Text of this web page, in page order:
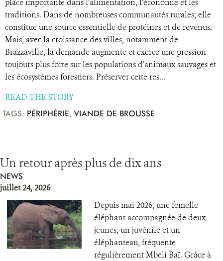
place importante dans l’alimentation, l’économie et les
traditions. Dans de nombreuses communautés rurales, elle
constitue une source essentielle de protéines et de revenus.
Mais, avec la croissance des villes, notamment de
Brazzaville, la demande augmente et exerce une pression
toujours plus forte sur les populations d’animaux sauvages et
les écosystèmes forestiers. Préserver cette res...
READ THE STORY
TAGS: PÉRIPHÉRIE, VIANDE DE BROUSSE
Un retour après plus de dix ans
NEWS
juillet 24, 2026
Depuis mai 2026, une femelle
éléphant accompagnée de deux
jeunes, un juvénile et un
éléphanteau, fréquente
régulièrement Mbeli Baï. Grâce à